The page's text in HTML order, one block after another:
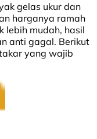
gelas ukur dan
harganya ramah
lebih mudah, hasil
anti gagal. Berikut
yang wajib